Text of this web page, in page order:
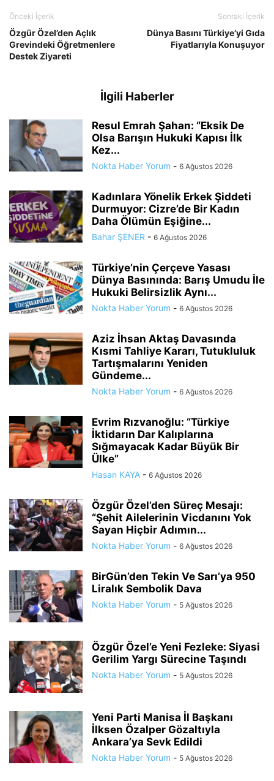
Önceki İçerik
Özgür Özel’den Açlık
Grevindeki Öğretmenlere
Destek Ziyareti
Sonraki İçerik
Dünya Basını Türkiye’yi Gıda
Fiyatlarıyla Konuşuyor
İlgili Haberler
Resul Emrah Şahan: “Eksik De
Olsa Barışın Hukuki Kapısı İlk
Kez...
Nokta Haber Yorum - 6 Ağustos 2026
Kadınlara Yönelik Erkek Şiddeti
Durmuyor: Cizre’de Bir Kadın
Daha Ölümün Eşiğine...
Bahar ŞENER - 6 Ağustos 2026
Türkiye’nin Çerçeve Yasası
Dünya Basınında: Barış Umudu İle
Hukuki Belirsizlik Aynı...
Nokta Haber Yorum - 6 Ağustos 2026
Aziz İhsan Aktaş Davasında
Kısmi Tahliye Kararı, Tutukluluk
Tartışmalarını Yeniden
Gündeme...
Nokta Haber Yorum - 6 Ağustos 2026
Evrim Rızvanoğlu: “Türkiye
İktidarın Dar Kalıplarına
Sığmayacak Kadar Büyük Bir
Ülke”
Hasan KAYA - 6 Ağustos 2026
Özgür Özel’den Süreç Mesajı:
“Şehit Ailelerinin Vicdanını Yok
Sayan Hiçbir Adımın...
Nokta Haber Yorum - 6 Ağustos 2026
BirGün’den Tekin Ve Sarı’ya 950
Liralık Sembolik Dava
Nokta Haber Yorum - 5 Ağustos 2026
Özgür Özel’e Yeni Fezleke: Siyasi
Gerilim Yargı Sürecine Taşındı
Nokta Haber Yorum - 5 Ağustos 2026
Yeni Parti Manisa İl Başkanı
İlksen Özalper Gözaltıyla
Ankara’ya Sevk Edildi
Nokta Haber Yorum - 5 Ağustos 2026